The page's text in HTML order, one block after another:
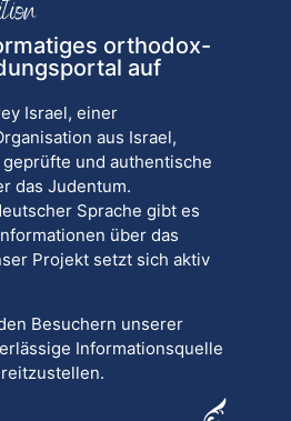
orthodox-
auf
Israel, einer
aus Israel,
und authentische
das Judentum.
Sprache gibt es
über das
Projekt setzt sich aktiv
Besuchern unserer
Informationsquelle